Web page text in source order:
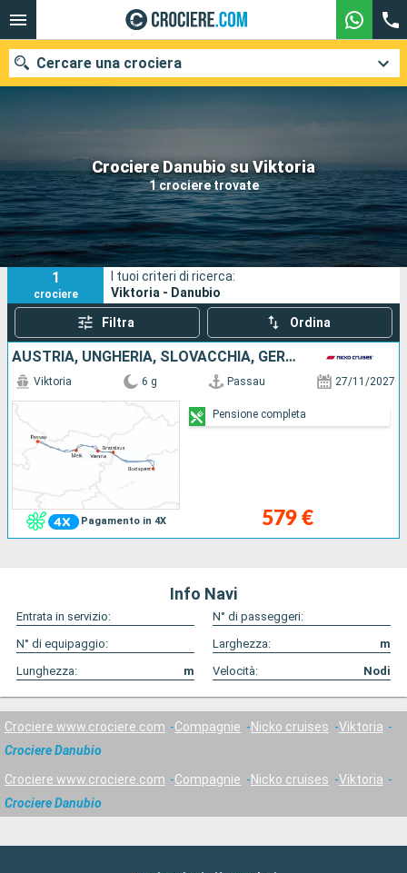
Crociere Danubio su Viktoria
1 crociere trovate
Cercare una crociera
Le nostre destinazioni
Mesi di partenza
Porti Compagnie
Ricerca
1
crociere
I tuoi criteri di ricerca:
Viktoria - Danubio
Filtra Ordina
AUSTRIA, UNGHERIA, SLOVACCHIA, GERMANIA
Pagamento in 4X
Viktoria 6 g Passau 27/11/2027
579 €
Pensione completa
Info Navi
Entrata in servizio:
N° di passeggeri:
N° di equipaggio:
Larghezza:
m
Lunghezza:
m Velocità: Nodi
Crociere www.crociere.com Compagnie Nicko cruises
Viktoria
Crociere Danubio
Crociere www.crociere.com Compagnie Nicko cruises
Viktoria
Crociere Danubio